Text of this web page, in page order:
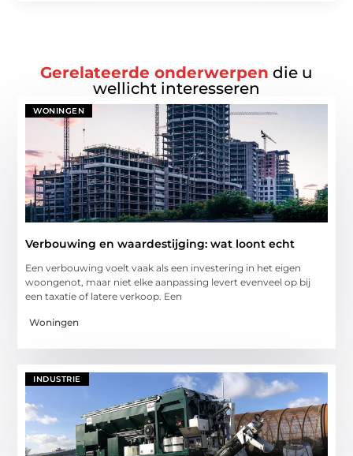
Gerelateerde onderwerpen die u
wellicht interesseren
WONINGEN
Verbouwing en waardestijging: wat loont echt
Een verbouwing voelt vaak als een investering in het eigen
woongenot, maar niet elke aanpassing levert evenveel op bij
een taxatie of latere verkoop. Een
Woningen
INDUSTRIE